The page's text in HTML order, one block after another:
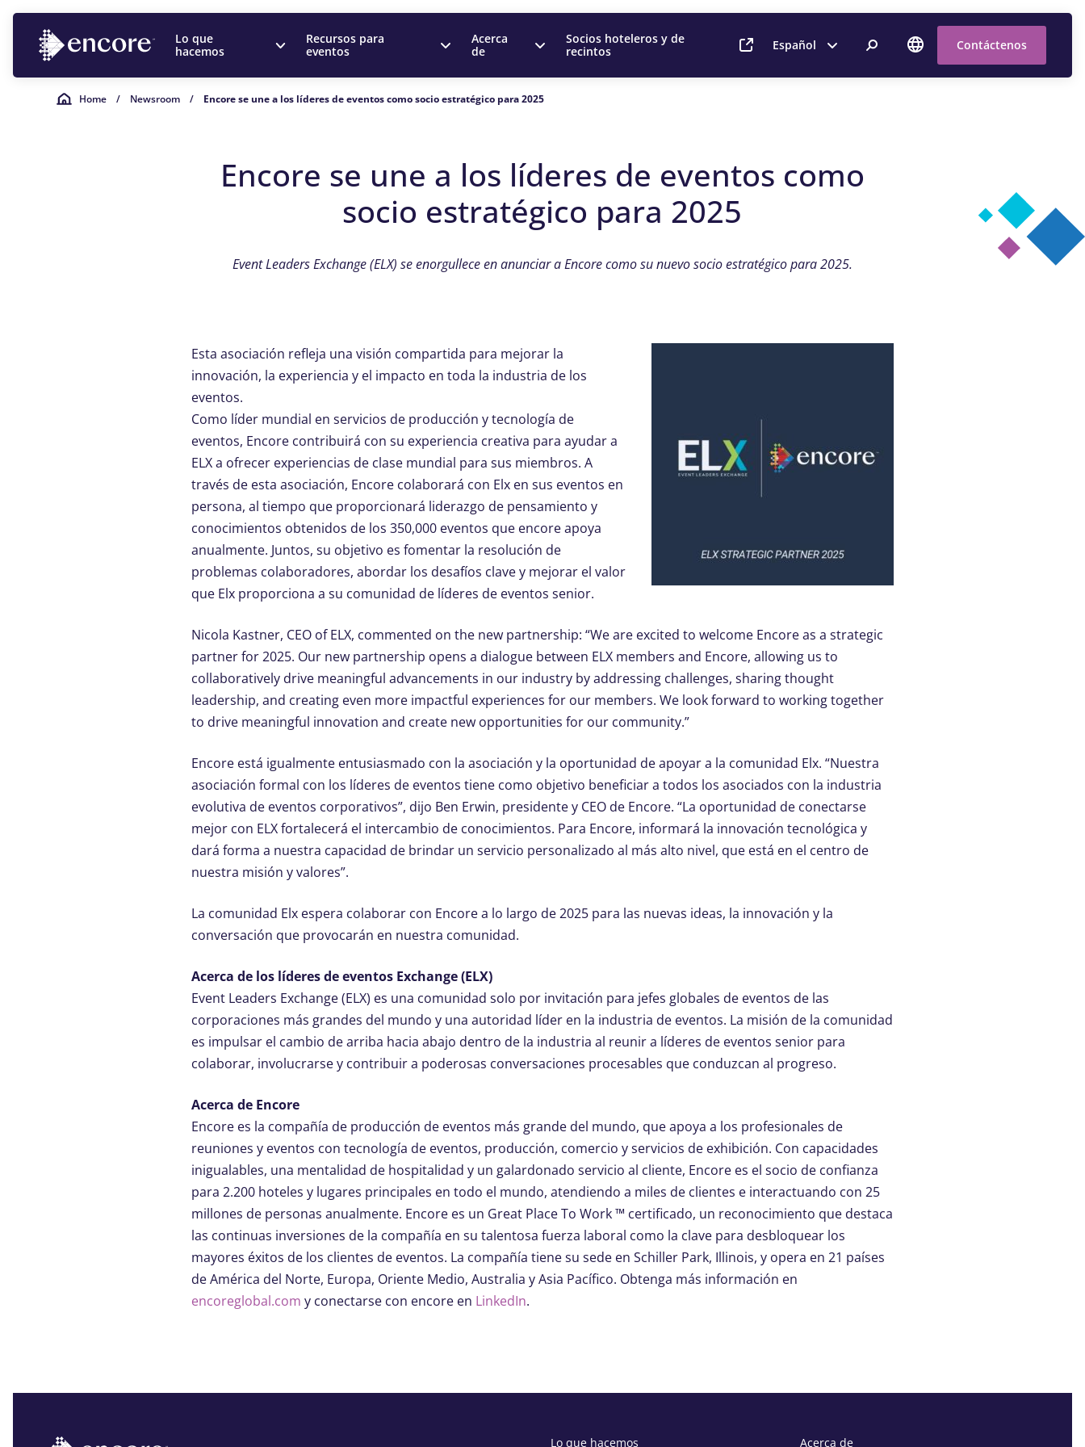
Lo que
hacemos
Recursos para
eventos
Acerca
de
Socios hoteleros y de
recintos
Español Contáctenos
Home / Newsroom / Encore se une a los líderes de eventos como socio estratégico para 2025
Encore se une a los líderes de eventos como
socio estratégico para 2025
Event Leaders Exchange (ELX) se enorgullece en anunciar a Encore como su nuevo socio estratégico para 2025.
Esta asociación refleja una visión compartida para mejorar la
innovación, la experiencia y el impacto en toda la industria de los
eventos.
Como líder mundial en servicios de producción y tecnología de
eventos, Encore contribuirá con su experiencia creativa para ayudar a
ELX a ofrecer experiencias de clase mundial para sus miembros. A
través de esta asociación, Encore colaborará con Elx en sus eventos en
persona, al tiempo que proporcionará liderazgo de pensamiento y
conocimientos obtenidos de los 350,000 eventos que encore apoya
anualmente. Juntos, su objetivo es fomentar la resolución de
problemas colaboradores, abordar los desafíos clave y mejorar el valor
que Elx proporciona a su comunidad de líderes de eventos senior.
Nicola Kastner, CEO of ELX, commented on the new partnership: “We are excited to welcome Encore as a strategic
partner for 2025. Our new partnership opens a dialogue between ELX members and Encore, allowing us to
collaboratively drive meaningful advancements in our industry by addressing challenges, sharing thought
leadership, and creating even more impactful experiences for our members. We look forward to working together
to drive meaningful innovation and create new opportunities for our community.”
Encore está igualmente entusiasmado con la asociación y la oportunidad de apoyar a la comunidad Elx. “Nuestra
asociación formal con los líderes de eventos tiene como objetivo beneficiar a todos los asociados con la industria
evolutiva de eventos corporativos”, dijo Ben Erwin, presidente y CEO de Encore. “La oportunidad de conectarse
mejor con ELX fortalecerá el intercambio de conocimientos. Para Encore, informará la innovación tecnológica y
dará forma a nuestra capacidad de brindar un servicio personalizado al más alto nivel, que está en el centro de
nuestra misión y valores”.
La comunidad Elx espera colaborar con Encore a lo largo de 2025 para las nuevas ideas, la innovación y la
conversación que provocarán en nuestra comunidad.
Acerca de los líderes de eventos Exchange (ELX)
Event Leaders Exchange (ELX) es una comunidad solo por invitación para jefes globales de eventos de las
corporaciones más grandes del mundo y una autoridad líder en la industria de eventos. La misión de la comunidad
es impulsar el cambio de arriba hacia abajo dentro de la industria al reunir a líderes de eventos senior para
colaborar, involucrarse y contribuir a poderosas conversaciones procesables que conduzcan al progreso.
Acerca de Encore
Encore es la compañía de producción de eventos más grande del mundo, que apoya a los profesionales de
reuniones y eventos con tecnología de eventos, producción, comercio y servicios de exhibición. Con capacidades
inigualables, una mentalidad de hospitalidad y un galardonado servicio al cliente, Encore es el socio de confianza
para 2.200 hoteles y lugares principales en todo el mundo, atendiendo a miles de clientes e interactuando con 25
millones de personas anualmente. Encore es un Great Place To Work ™ certificado, un reconocimiento que destaca
las continuas inversiones de la compañía en su talentosa fuerza laboral como la clave para desbloquear los
mayores éxitos de los clientes de eventos. La compañía tiene su sede en Schiller Park, Illinois, y opera en 21 países
de América del Norte, Europa, Oriente Medio, Australia y Asia Pacífico. Obtenga más información en
encoreglobal.com y conectarse con encore en LinkedIn.
Lo que hacemos Acerca de